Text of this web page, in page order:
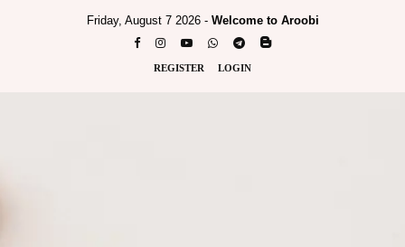
Friday, August 7 2026 - Welcome to Aroobi
REGISTER LOGIN